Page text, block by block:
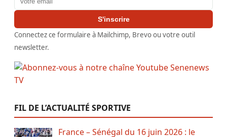
S'inscrire
Connectez ce formulaire à Mailchimp, Brevo ou votre outil
newsletter.
FIL DE L’ACTUALITÉ SPORTIVE
France – Sénégal du 16 juin 2026 : le